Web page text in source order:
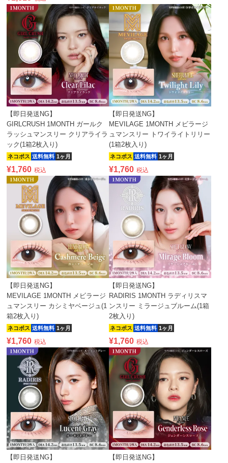
【即日発送NG】
GIRLCRUSH 1MONTH ガールク
ラッシュマンスリー クリアライラ
ック(1箱2枚入り)
ネコポス 送料無料 1ヶ月
¥1,760 税込
【即日発送NG】
MEVILAGE 1MONTH メビラージ
ュマンスリー トワイライトリリー
(1箱2枚入り)
ネコポス 送料無料 1ヶ月
¥1,760 税込
【即日発送NG】
MEVILAGE 1MONTH メビラージ
ュマンスリー カシミヤベージュ(1
箱2枚入り)
ネコポス 送料無料 1ヶ月
¥1,760 税込
【即日発送NG】
RADIRIS 1MONTH ラディリスマ
ンスリー ミラージュブルーム(1箱
2枚入り)
ネコポス 送料無料 1ヶ月
¥1,760 税込
【即日発送NG】
【即日発送NG】